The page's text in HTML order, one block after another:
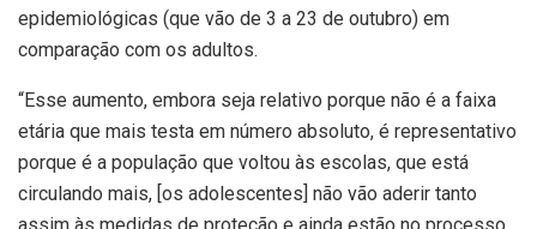
epidemiológicas (que vão de 3 a 23 de outubro) em
comparação com os adultos.
“Esse aumento, embora seja relativo porque não é a faixa
etária que mais testa em número absoluto, é representativo
porque é a população que voltou às escolas, que está
circulando mais, [os adolescentes] não vão aderir tanto
assim às medidas de proteção e ainda estão no processo